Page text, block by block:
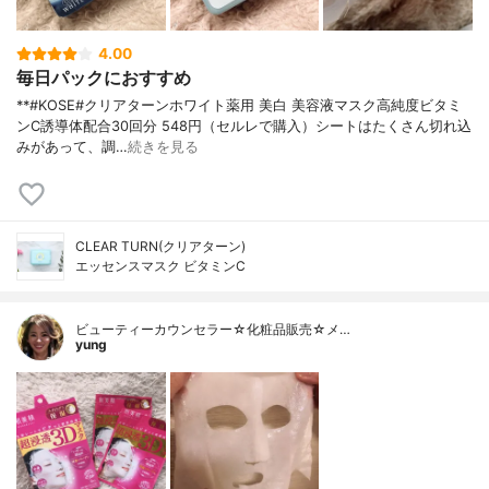
4.00
毎日パックにおすすめ
**#KOSE#クリアターンホワイト薬用 美白 美容液マスク高純度ビタミ
ンC誘導体配合⁡30回分 548円（セルレで購入）⁡シートはたくさん切れ込
みがあって、調…続きを見る
CLEAR TURN(クリアターン)
エッセンスマスク ビタミンC
ビューティーカウンセラー☆化粧品販売☆メ…
yung